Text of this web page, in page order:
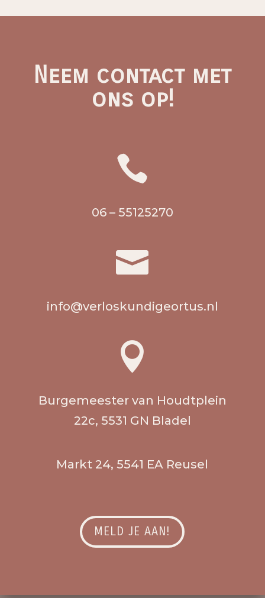
Neem contact met
ons op!

06 – 55125270

info@verloskundigeortus.nl

Burgemeester van Houdtplein
22c, 5531 GN Bladel
Markt 24, 5541 EA Reusel
MELD JE AAN!